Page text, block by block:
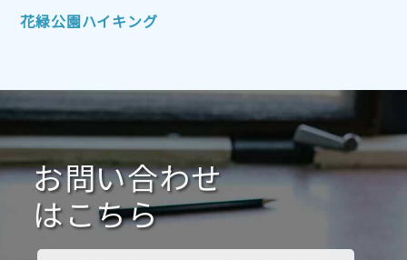
2021年10月 2021年9月
2021年1月 2020年12月 2020年11月
2020年10月 2020年9月 2020年8月
2020年7月 2020年6月 2020年5月
2020年4月 2020年3月 2020年2月
花緑公園ハイキング
お問い合わせ
はこちら